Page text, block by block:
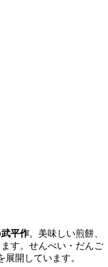
武平作。美味しい煎餅、
す。せんべい・だんご
開しています。